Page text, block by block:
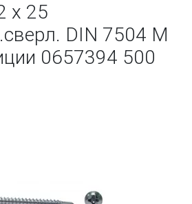
х 25
DIN 7504 M
0657394 500